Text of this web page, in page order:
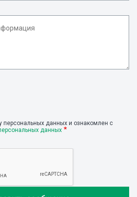
персональных данных и ознакомлен с
данных